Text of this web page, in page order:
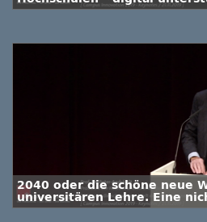
2040 oder die schöne neue
universitären Lehre. Eine
Zukunftsvision